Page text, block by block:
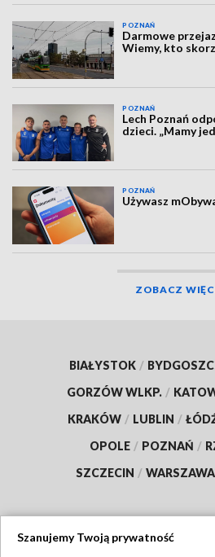
POZNAŃ
Darmowe
Wiemy, kto
POZNAŃ
Lech Poznań
dzieci. „Mamy
POZNAŃ
Używasz
ZOBACZ
BIAŁYSTOK /
GORZÓW WLKP. /
KRAKÓW / LUBLIN /
OPOLE / POZNAŃ /
SZCZECIN / WARSZAWA
Szanujemy Twoją prywatność